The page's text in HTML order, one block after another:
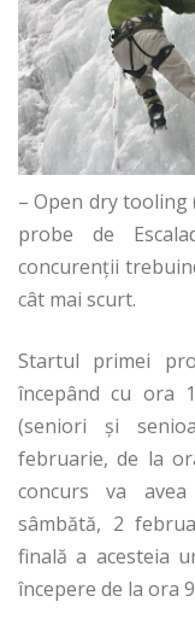
– Open dry
probe de
concurenţii
cât mai scurt.
Startul primei
începând cu ora
(seniori şi
februarie, de la
concurs va
sâmbătă, 2
finală a acesteia
începere de la ora